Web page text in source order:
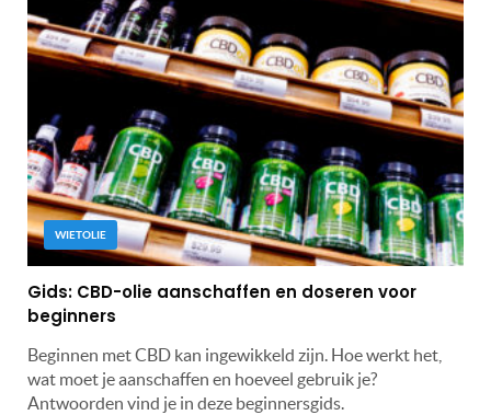
WIETOLIE
Gids: CBD-olie aanschaffen en doseren voor
beginners
Beginnen met CBD kan ingewikkeld zijn. Hoe werkt het,
wat moet je aanschaffen en hoeveel gebruik je?
Antwoorden vind je in deze beginnersgids.